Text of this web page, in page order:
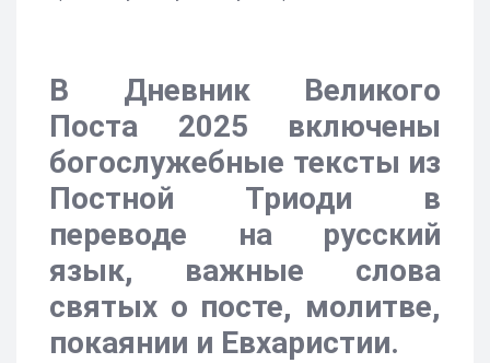
В Дневник Великого
Поста 2025 включены
богослужебные тексты из
Постной Триоди в
переводе на русский
язык, важные слова
святых о посте, молитве,
покаянии и Евхаристии.